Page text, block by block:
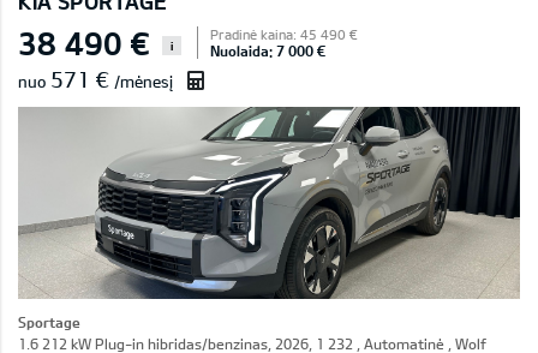
38 490 € i
Pradinė kaina: 45 490 €
Nuolaida: 7 000 €
nuo 571 € /mėnesį
Sportage
1.6 212 kW Plug-in hibridas/benzinas, 2026, 1 232 , Automatinė , Wolf